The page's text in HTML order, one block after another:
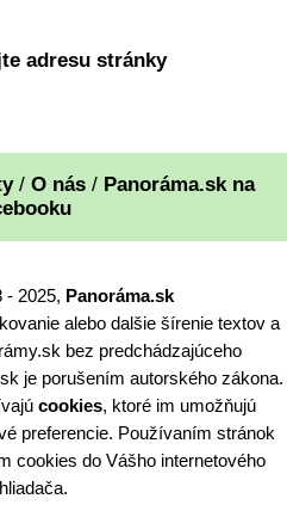
adresu stránky
/ O nás/ Panoráma.sk na
- 2025, Panoráma.sk
alebo dalšie šírenie textov a
bez predchádzajúceho
je porušením autorského zákona.
cookies, ktoré im umožňujú
preferencie. Používaním stránok
cookies do Vášho internetového